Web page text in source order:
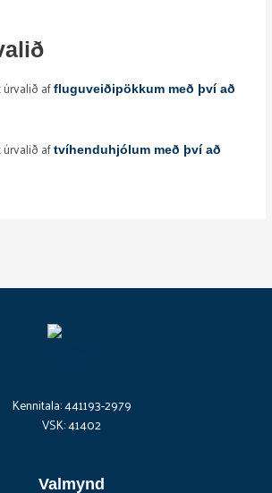
affluguveiðipökkum með því að
aftvíhenduhjólum með því að
Kennitala: 441193-2979
VSK: 41402
Valmynd